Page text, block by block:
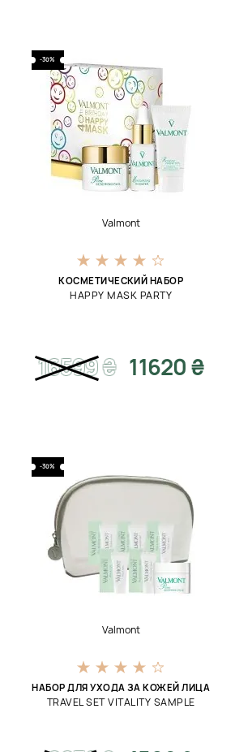
-30%
Valmont
КОСМЕТИЧЕСКИЙ НАБОР
HAPPY MASK PARTY
16599₴ 11620 ₴
-30%
Valmont
НАБОР ДЛЯ УХОДА ЗА КОЖЕЙ ЛИЦА
TRAVEL SET VITALITY SAMPLE